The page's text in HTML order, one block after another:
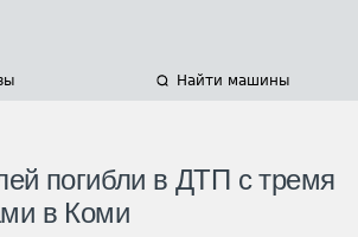
Найти машины
погибли в ДТП с тремя
в Коми